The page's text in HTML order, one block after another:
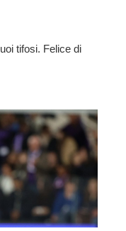
tifosi. Felice di